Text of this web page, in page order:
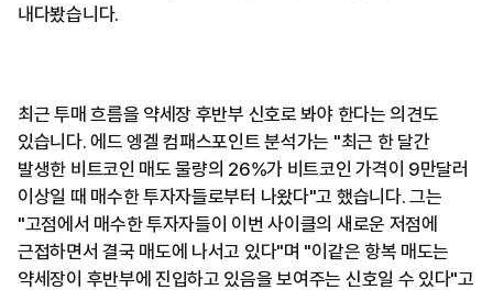
내다봤습니다.
최근 투매 흐름을 약세장 후반부 신호로 봐야 한다는 의견도
있습니다. 에드 엥겔 컴패스포인트 분석가는 "최근 한 달간
발생한 비트코인 매도 물량의 26%가 비트코인 가격이 9만달러
이상일 때 매수한 투자자들로부터 나왔다"고 했습니다. 그는
"고점에서 매수한 투자자들이 이번 사이클의 새로운 저점에
근접하면서 결국 매도에 나서고 있다"며 "이같은 항복 매도는
약세장이 후반부에 진입하고 있음을 보여주는 신호일 수 있다"고